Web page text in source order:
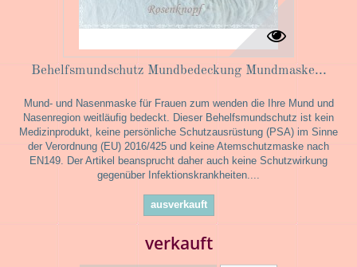
Behelfsmundschutz Mundbedeckung Mundmaske...
Mund- und Nasenmaske für Frauen zum wenden die Ihre Mund und
Nasenregion weitläufig bedeckt. Dieser Behelfsmundschutz ist kein
Medizinprodukt, keine persönliche Schutzausrüstung (PSA) im Sinne
der Verordnung (EU) 2016/425 und keine Atemschutzmaske nach
EN149. Der Artikel beansprucht daher auch keine Schutzwirkung
gegenüber Infektionskrankheiten....
ausverkauft
verkauft